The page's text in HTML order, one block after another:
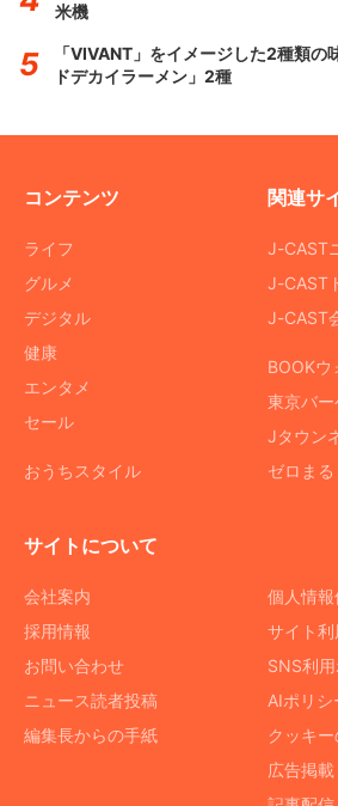
米機
「VIVANT」をイメージした2種類
ドデカイラーメン」2種
コンテンツ
ライフ
グルメ
デジタル
健康
エンタメ
セール
おうちスタイル
関連サ
J-CAST
J-CAST
J-CAST
BOOKウ
東京バ
Jタウン
ゼロまる
サイトについて
会社案内
採用情報
お問い合わせ
ニュース読者投稿
編集長からの手紙
個人情
サイト利
SNS利
AIポリシ
クッキ
広告掲載